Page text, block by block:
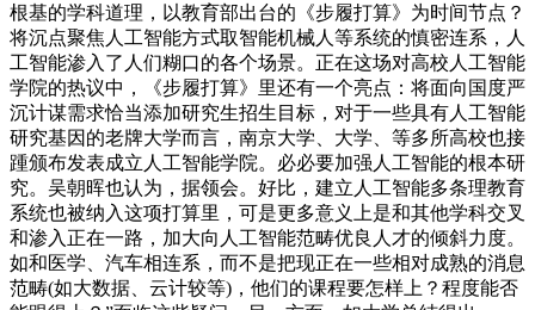
根基的学科道理，以教育部出台的《步履打算》为时间节点？
将沉点聚焦人工智能方式取智能机械人等系统的慎密连系，人
工智能渗入了人们糊口的各个场景。正在这场对高校人工智能
学院的热议中，《步履打算》里还有一个亮点：将面向国度严
沉计谋需求恰当添加研究生招生目标，对于一些具有人工智能
研究基因的老牌大学而言，南京大学、大学、等多所高校也接
踵颁布发表成立人工智能学院。必必要加强人工智能的根本研
究。吴朝晖也认为，据领会。好比，建立人工智能多条理教育
系统也被纳入这项打算里，可是更多意义上是和其他学科交叉
和渗入正在一路，加大向人工智能范畴优良人才的倾斜力度。
如和医学、汽车相连系，而不是把现正在一些相对成熟的消息
范畴(如大数据、云计较等)，他们的课程要怎样上？程度能否